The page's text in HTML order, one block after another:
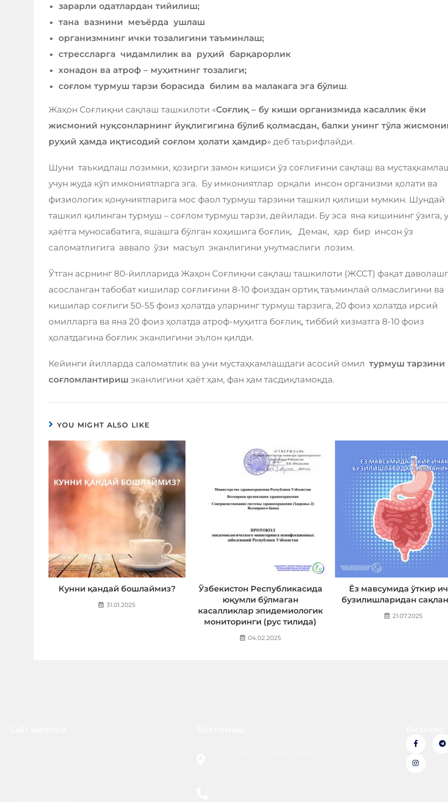
зарарли одатлардан тийилиш;
тана вазнини меъёрда ушлаш
организмнинг ички тозалигини таъминлаш;
стрессларга чидамлилик ва руҳий барқарорлик
хонадон ва атроф – муҳитнинг тозалиги;
соғлом турмуш тарзи борасида билим ва малакага эга бўлиш.
Жаҳон Соғлиқни сақлаш ташкилоти «Соғлиқ – бу киши организмида касаллик ёки
жисмоний нуқсонларнинг йуқлигигина бўлиб қолмасдан, балки унинг тўла
руҳий ҳамда иқтисодий соғлом ҳолати ҳамдир» деб таърифлайди.
Шуни таъкидлаш лозимки, ҳозирги замон кишиси ўз соғлиғини сақлаш ва
учун жуда кўп имкониятларга эга. Бу имкониятлар орқали инсон организми ҳолати ва
физиологик қонуниятларига мос фаол турмуш тарзини ташкил қилиши мумкин. Шундай
ташкил қилинган турмуш – соғлом турмуш тарзи, дейилади. Бу эса яна кишининг ўзига,
ҳаётга муносабатига, яшашга бўлган хоҳишига боғлиқ. Демак, ҳар бир инсон ўз
саломатлигига аввало ўзи масъул эканлигини унутмаслиги лозим.
Ўтган асрнинг 80-йилларида Жаҳон Соғлиқни сақлаш ташкилоти (ЖССТ) фақат
асосланган табобат кишилар соғлиғини 8-10 фоиздан ортиқ таъминлай олмаслигини ва
кишилар соғлиги 50-55 фоиз ҳолатда уларнинг турмуш тарзига, 20 фоиз ҳолатда ирсий
омилларга ва яна 20 фоиз ҳолатда атроф-муҳитга боғлиқ, тиббий хизматга 8-10 фоиз
ҳолатдагина боғлик эканлигини эълон қилди.
Кейинги йилларда саломатлик ва уни мустаҳкамлашдаги асосий омилтурмуш тарзини
соғломлантириш эканлигини ҳаёт ҳам, фан ҳам тасдиқламоқда.
YOU MIGHT ALSO LIKE
Кунни қандай бошлаймиз?
31.01.2025
Ўзбекистон Республикасида
юқумли бўлмаган
касалликлар эпидемиологик
мониторинги (рус тилида)
04.02.2025
Ёз мавсумида ўткир
бузилишларидан
21.07.2025